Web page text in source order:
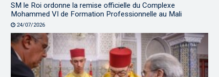
SM le Roi ordonne la remise officielle du Complexe
Mohammed VI de Formation Professionnelle au Mali
24/07/2026